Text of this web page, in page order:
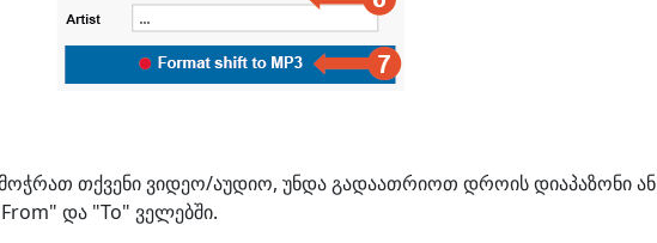
თქვენი ვიდეო/აუდიო, უნდა გადაათრიოთ დროის დიაპაზონი ან
და "To" ველებში.